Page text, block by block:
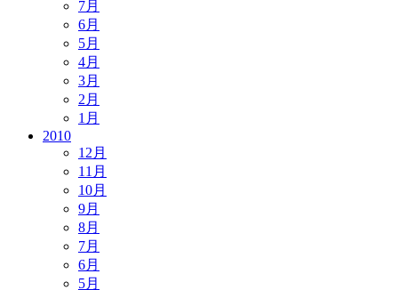
7月
6月
5月
4月
3月
2月
1月
2010
12月
11月
10月
9月
8月
7月
6月
5月